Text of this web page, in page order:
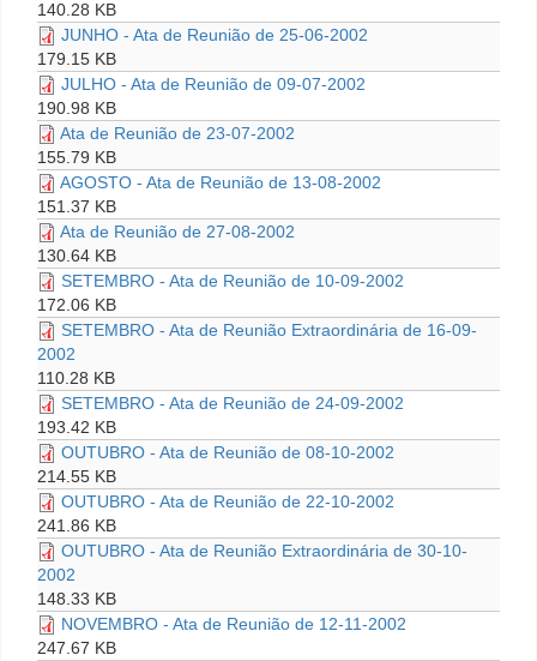
140.28 KB
JUNHO - Ata de Reunião de 25-06-2002
179.15 KB
JULHO - Ata de Reunião de 09-07-2002
190.98 KB
Ata de Reunião de 23-07-2002
155.79 KB
AGOSTO - Ata de Reunião de 13-08-2002
151.37 KB
Ata de Reunião de 27-08-2002
130.64 KB
SETEMBRO - Ata de Reunião de 10-09-2002
172.06 KB
SETEMBRO - Ata de Reunião Extraordinária de 16-09-
2002
110.28 KB
SETEMBRO - Ata de Reunião de 24-09-2002
193.42 KB
OUTUBRO - Ata de Reunião de 08-10-2002
214.55 KB
OUTUBRO - Ata de Reunião de 22-10-2002
241.86 KB
OUTUBRO - Ata de Reunião Extraordinária de 30-10-
2002
148.33 KB
NOVEMBRO - Ata de Reunião de 12-11-2002
247.67 KB